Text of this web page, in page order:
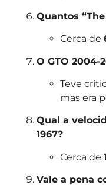
Quantos
Cerca de
O GTO 2004-
Teve
mas era
Qual a
1967?
Cerca de
Vale a pena